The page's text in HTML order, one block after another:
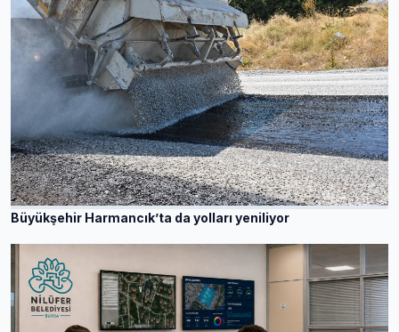
Büyükşehir Harmancık’ta da yolları yeniliyor